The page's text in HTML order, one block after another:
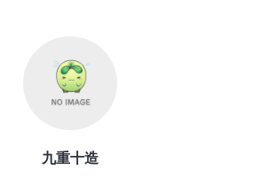
九重十造